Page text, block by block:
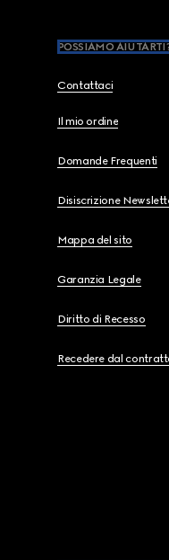
POSSIAMO
Contattaci
Il mio ordine
Domande Frequenti
Disiscrizione
Mappa del sito
Garanzia Legale
Diritto di Recesso
Recedere dal